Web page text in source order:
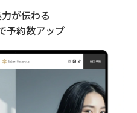
が伝わる
予約数アップ